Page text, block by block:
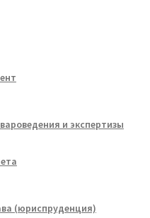
и экспертизы
(юриспруденция)